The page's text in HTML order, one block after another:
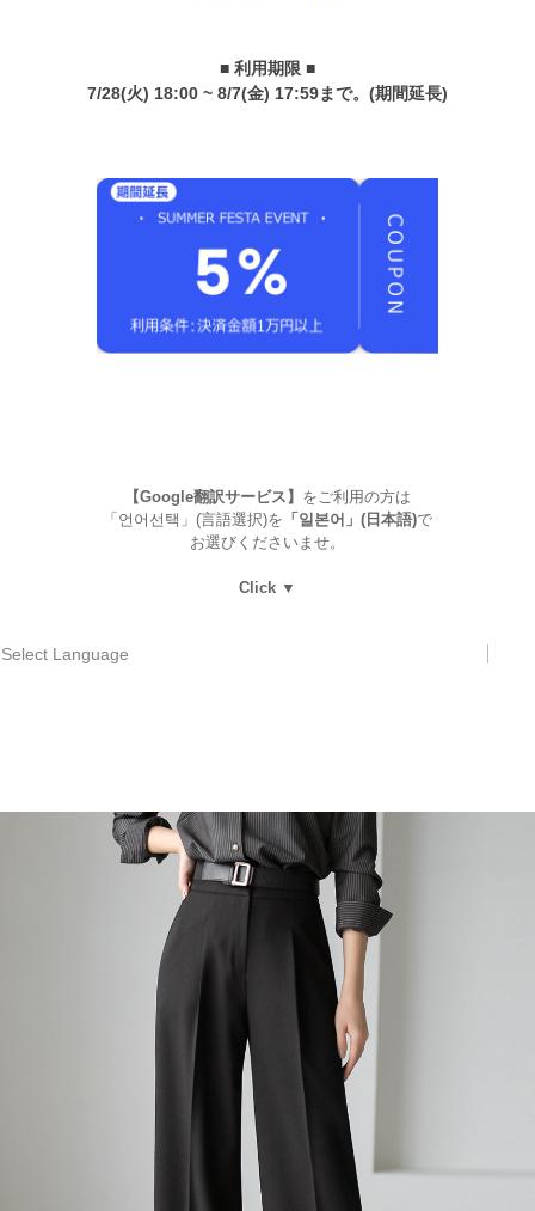
■ 利用期限 ■
7/28(火) 18:00 ~ 8/7(金) 17:59まで。(期間延長)
【Google翻訳サービス】 をご利用の方は
「언어선택」(言語選択)を 「일본어」(日本語)で
お選びくださいませ。
Click ▼
Select Language